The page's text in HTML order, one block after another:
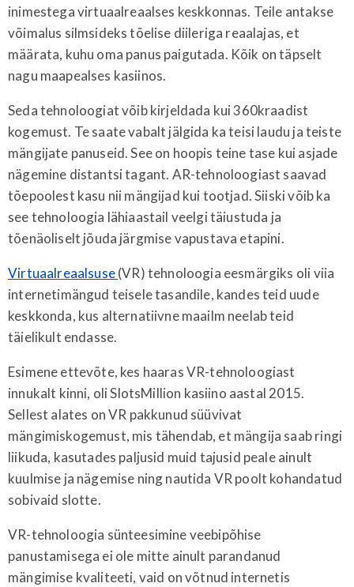
inimestega virtuaalreaalses keskkonnas. Teile antakse
võimalus silmsideks tõelise diileriga reaalajas, et
määrata, kuhu oma panus paigutada. Kõik on täpselt
nagu maapealses kasiinos.
Seda tehnoloogiat võib kirjeldada kui 360kraadist
kogemust. Te saate vabalt jälgida ka teisi laudu ja teiste
mängijate panuseid. See on hoopis teine tase kui asjade
nägemine distantsi tagant. AR-tehnoloogiast saavad
tõepoolest kasu nii mängijad kui tootjad. Siiski võib ka
see tehnoloogia lähiaastail veelgi täiustuda ja
tõenäoliselt jõuda järgmise vapustava etapini.
Virtuaalreaalsuse(VR) tehnoloogia eesmärgiks oli viia
internetimängud teisele tasandile, kandes teid uude
keskkonda, kus alternatiivne maailm neelab teid
täielikult endasse.
Esimene ettevõte, kes haaras VR-tehnoloogiast
innukalt kinni, oli SlotsMillion kasiino aastal 2015.
Sellest alates on VR pakkunud süüvivat
mängimiskogemust, mis tähendab, et mängija saab ringi
liikuda, kasutades paljusid muid tajusid peale ainult
kuulmise ja nägemise ning nautida VR poolt kohandatud
sobivaid slotte.
VR-tehnoloogia sünteesimine veebipõhise
panustamisega ei ole mitte ainult parandanud
mängimise kvaliteeti, vaid on võtnud internetis